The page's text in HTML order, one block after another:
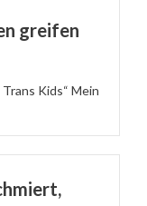
greifen
Kids“ Mein